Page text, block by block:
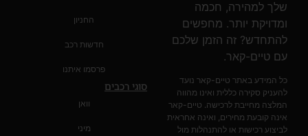
החניון
חדשות רכב
פרסמו איתנו
סוגי רכבים
וואן
מיני
שלך למהירה, חכמה
ומדויקת יותר. מחפשים
להתחדש? זה הזמן שלכם
עם טיים-קאר.
כל המידע באתר טיים-קאר נועד
להעניק סקירה כללית ואינו מהווה
המלצה מחייבת לרכישה. טיים-קאר
אינה קובעת מחירים, ואינה אחראית
לביצוע רכישות או להתנהלות מול